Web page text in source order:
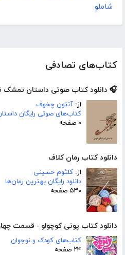
کتاب‌های تصادفی
🎧 دانلود کتاب صوتی داستان تمشک
از: آنتون چخوف
کتاب‌های صوتی رایگان
۰ صفحه
دانلود کتاب رمان کلاف
از: کلثوم حسینی
دانلود رایگان بهترین رمان‌ها
۵۳۰ صفحه
دانلود کتاب پونی کوچولو - قسمت
کتاب‌های کودک و نوجوان
۲۴ صفحه
شاملو